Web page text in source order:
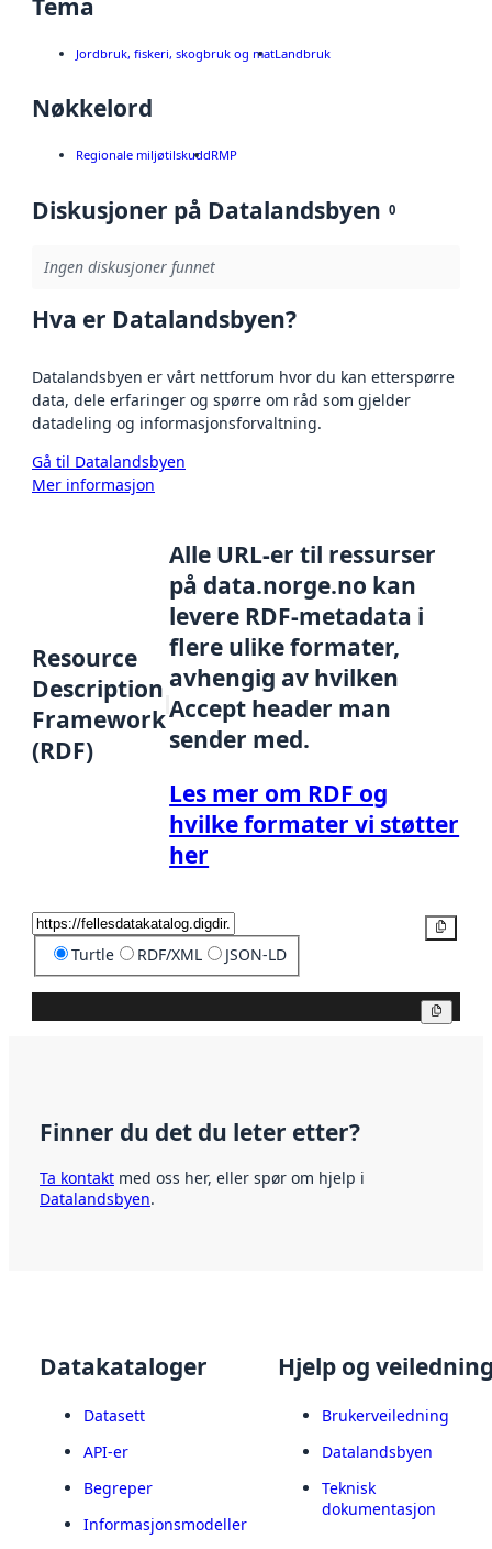
Tema
Jordbruk, fiskeri, skogbruk og matLandbruk
Nøkkelord
Regionale miljøtilskuddRMP
Diskusjoner på Datalandsbyen 0
Ingen diskusjoner funnet
Hva er Datalandsbyen?
Datalandsbyen er vårt nettforum hvor du kan etterspørre
data, dele erfaringer og spørre om råd som gjelder
datadeling og informasjonsforvaltning.
Gå til Datalandsbyen
Mer informasjon
Resource
Description
Framework
(RDF)
Alle URL-er til ressurser
på data.norge.no kan
levere RDF-metadata i
flere ulike formater,
avhengig av hvilken
Accept header man
sender med.
Les mer om RDF og
hvilke formater vi støtter
her
Turtle RDF/XML JSON-LD
Finner du det du leter etter?
Ta kontakt med oss her, eller spør om hjelp i
Datalandsbyen.
Datakataloger
Datasett
API-er
Begreper
Informasjonsmodeller
Hjelp og
Brukerveiledning
Datalandsbyen
Teknisk
dokumentasjon